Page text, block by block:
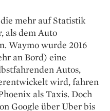
die mehr auf Statistik
als dem Auto
Waymo wurde 2016
an Bord) eine
Autos,
wird, fahren
als Taxis. Doch
Google über Uber bis